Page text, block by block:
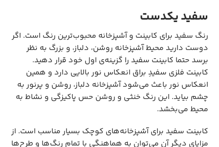
سفید یکدست
رنگ سفید برای کابینت و آشپزخانه محبوب‌ترین رنگ است. اگر
دوست دارید محیط آشپزخانه روشن، دلباز، و بزرگ به نظر
برسد حتما کابینت سفید را گزینه‌ی اول خود قرار دهید.
کابینت فلزی سفیدِ براق انعکاس نور بالایی دارد و همین
انعکاس نور باعث می‌شود آشپزخانه دلباز، روشن و پرنور به
چشم بیاید. این رنگ خنثی و روشن حس پاکیزگی و نشاط به
محیط می‌بخشد.
کابینت سفید برای آشپزخانه‌های کوچک بسیار مناسب است. از
مزایای دیگر آن می‌توان به هماهنگی با تمام رنگ‌ها و طرح‌ها